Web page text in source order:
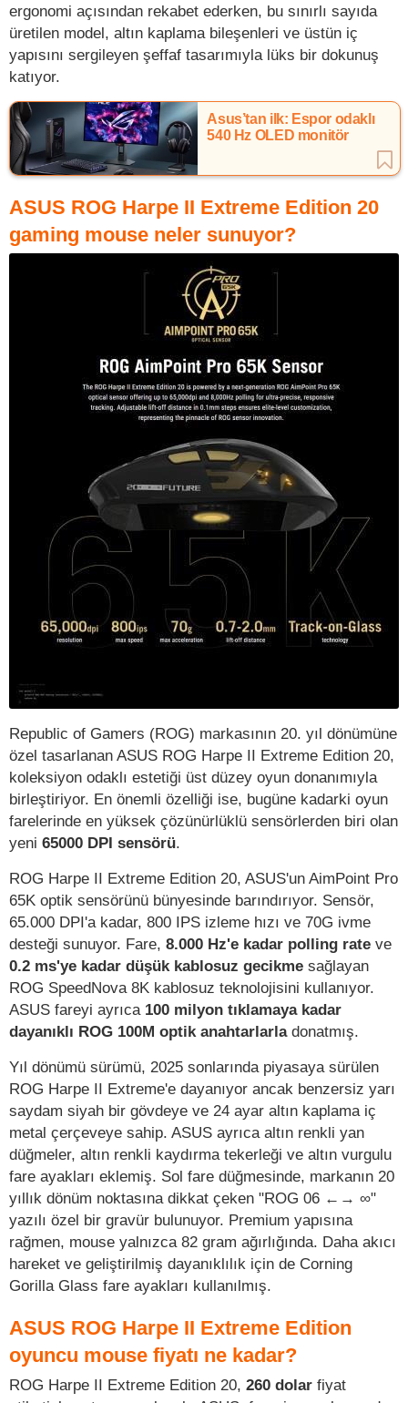
ergonomi açısından rekabet ederken, bu sınırlı sayıda
üretilen model, altın kaplama bileşenleri ve üstün iç
yapısını sergileyen şeffaf tasarımıyla lüks bir dokunuş
katıyor.
Asus’tan ilk: Espor odaklı
540 Hz OLED monitör
ASUS ROG Harpe II Extreme Edition 20
gaming mouse neler sunuyor?
Republic of Gamers (ROG) markasının 20. yıl dönümüne
özel tasarlanan ASUS ROG Harpe II Extreme Edition 20,
koleksiyon odaklı estetiği üst düzey oyun donanımıyla
birleştiriyor. En önemli özelliği ise, bugüne kadarki oyun
farelerinde en yüksek çözünürlüklü sensörlerden biri olan
yeni 65000 DPI sensörü.
ROG Harpe II Extreme Edition 20, ASUS'un AimPoint Pro
65K optik sensörünü bünyesinde barındırıyor. Sensör,
65.000 DPI'a kadar, 800 IPS izleme hızı ve 70G ivme
desteği sunuyor. Fare, 8.000 Hz'e kadar polling rate ve
0.2 ms'ye kadar düşük kablosuz gecikme sağlayan
ROG SpeedNova 8K kablosuz teknolojisini kullanıyor.
ASUS fareyi ayrıca 100 milyon tıklamaya kadar
dayanıklı ROG 100M optik anahtarlarladonatmış.
Yıl dönümü sürümü, 2025 sonlarında piyasaya sürülen
ROG Harpe II Extreme'e dayanıyor ancak benzersiz yarı
saydam siyah bir gövdeye ve 24 ayar altın kaplama iç
metal çerçeveye sahip. ASUS ayrıca altın renkli yan
düğmeler, altın renkli kaydırma tekerleği ve altın vurgulu
fare ayakları eklemiş. Sol fare düğmesinde, markanın 20
yıllık dönüm noktasına dikkat çeken "ROG 06 ←→ ∞"
yazılı özel bir gravür bulunuyor. Premium yapısına
rağmen, mouse yalnızca 82 gram ağırlığında. Daha akıcı
hareket ve geliştirilmiş dayanıklılık için de Corning
Gorilla Glass fare ayakları kullanılmış.
ASUS ROG Harpe II Extreme Edition
oyuncu mouse fiyatı ne kadar?
ROG Harpe II Extreme Edition 20, 260 dolar fiyat